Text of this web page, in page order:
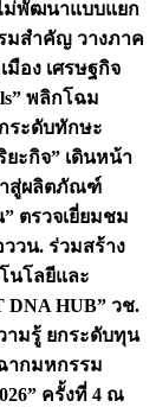
ม่พัฒนาแบบแยก
มสำคัญ วางภาค
อง เศรษฐกิจ
พลิกโฉม
ระดับทักษะ
ะกิจ” เดินหน้า
าสู่ผลิตภัณฑ์
ตรวจเยี่ยมชม
วน. ร่วมสร้าง
นโลยีและ
DNA HUB” วช.
ามรู้ ยกระดับทุน
ากมหกรรม
ครั้งที่ 4 ณ